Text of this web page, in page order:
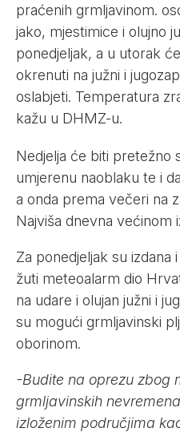
praćenih grmljavinom.
jako, mjestimice i olujno
ponedjeljak, a u utorak
okrenuti na južni i
oslabjeti. Temperatura
kažu u DHMZ-u.
Nedjelja će biti pretežno
umjerenu naoblaku te i
a onda prema večeri na
Najviša dnevna većinom
Za ponedjeljak su izdana
žuti meteoalarm dio
na udare i olujan južni i
su mogući grmljavinski
oborinom.
-Budite na oprezu zbog
grmljavinskih
izloženim područjima